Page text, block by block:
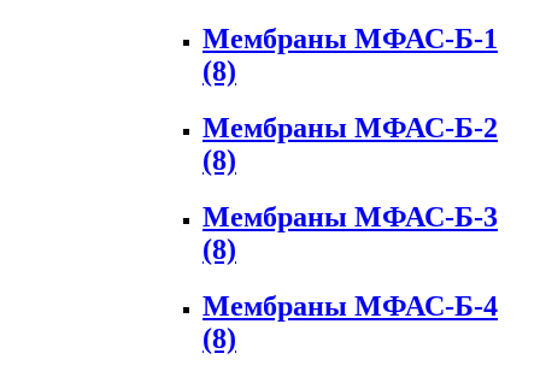
Мембраны МФАС-Б-1
(8)
Мембраны МФАС-Б-2
(8)
Мембраны МФАС-Б-3
(8)
Мембраны МФАС-Б-4
(8)